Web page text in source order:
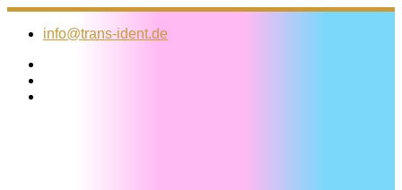
Zum
Inhalt
info@trans-ident.de